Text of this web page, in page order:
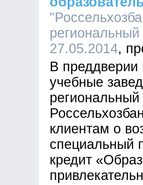
27.05.2014
В преддверии
учебные
клиентам о
специальный
кредит